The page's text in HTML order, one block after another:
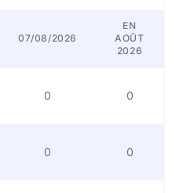
07/08/2026
EN
AOÛT
2026
0 0
0 0